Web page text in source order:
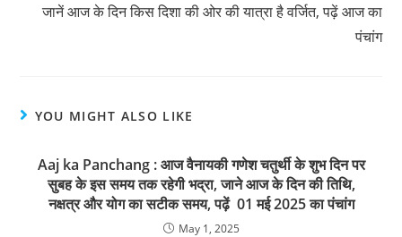
जानें आज के दिन किस दिशा की ओर की यात्रा है वर्जित, पढ़ें आज का
पंचांग
YOU MIGHT ALSO LIKE
Aaj ka Panchang : आज वैनायकी गणेश चतुर्थी के शुभ दिन पर
सुबह के इस समय तक रहेगी भद्रा, जाने आज के दिन की तिथि,
नक्षत्र और योग का सटीक समय, पढ़ें 01 मई 2025 का पंचांग
May 1, 2025